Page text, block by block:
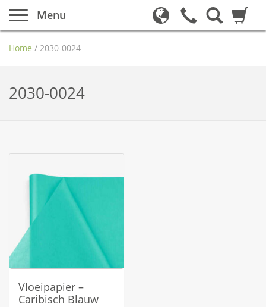
Menu
Home / 2030-0024
2030-0024
Vloeipapier –
Caribisch Blauw